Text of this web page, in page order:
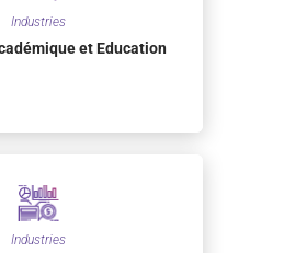
Industries
et Education
Industries